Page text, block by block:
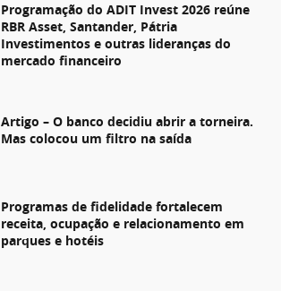
Programação do ADIT Invest 2026 reúne
RBR Asset, Santander, Pátria
Investimentos e outras lideranças do
mercado financeiro
Artigo – O banco decidiu abrir a torneira.
Mas colocou um filtro na saída
Programas de fidelidade fortalecem
receita, ocupação e relacionamento em
parques e hotéis